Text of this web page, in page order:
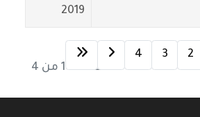
2019
الصفحة 1 من 4
2
3
4